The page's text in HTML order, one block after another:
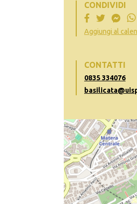
CONDIVIDI
Aggiungi al
CONTATTI
0835 334076